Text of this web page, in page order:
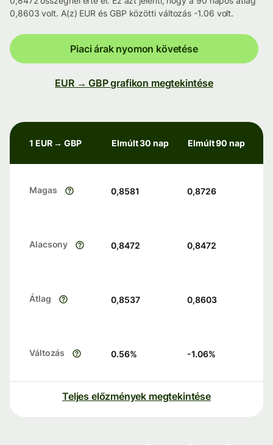
0,8603 volt. A(z) EUR és GBP közötti változás -1.06 volt.
Piaci árak nyomon követése
EUR → GBP grafikon megtekintése
1 EUR → GBP Elmúlt 30 nap Elmúlt 90 nap
Magas 0,8581 0,8726
Alacsony 0,8472 0,8472
Átlag 0,8537 0,8603
Változás 0.56% -1.06%
Teljes előzmények megtekintése